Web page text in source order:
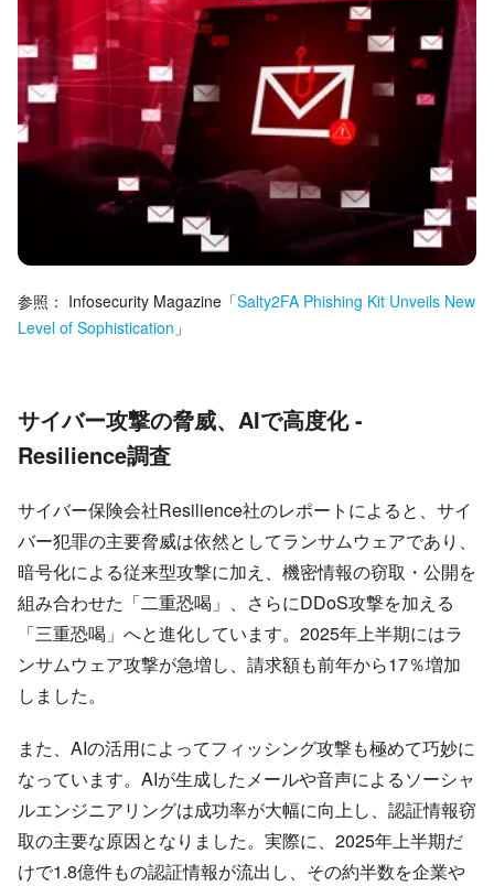
参照： Infosecurity Magazine 「Salty2FA Phishing Kit Unveils New
Level of Sophistication 」
サイバー攻撃の脅威、AIで高度化 -
Resilience調査
サイバー保険会社Resilience社のレポートによると、サイ
バー犯罪の主要脅威は依然としてランサムウェアであり、
暗号化による従来型攻撃に加え、機密情報の窃取・公開を
組み合わせた「二重恐喝」、さらにDDoS攻撃を加える
「三重恐喝」へと進化しています。2025年上半期にはラ
ンサムウェア攻撃が急増し、請求額も前年から17％増加
しました。
また、AIの活用によってフィッシング攻撃も極めて巧妙に
なっています。AIが生成したメールや音声によるソーシャ
ルエンジニアリングは成功率が大幅に向上し、認証情報窃
取の主要な原因となりました。実際に、2025年上半期だ
けで1.8億件もの認証情報が流出し、その約半数を企業や